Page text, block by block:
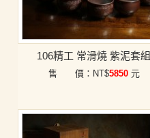
106精工 常滑燒 紫泥套組
售 價：NT$5850 元